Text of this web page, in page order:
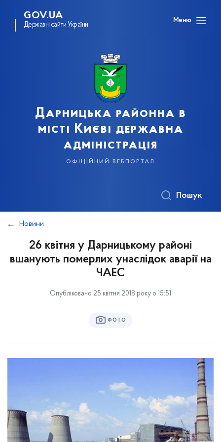
GOV.UA
Державні сайти України
Меню
Дарницька районна в
місті Києві державна
адміністрація
офіційний вебпортал
Пошук
Новини
26 квітня у Дарницькому районі
вшанують померлих унаслідок аварії на
ЧАЕС
Опубліковано 25 квітня 2018 року о 15:51
ФОТО